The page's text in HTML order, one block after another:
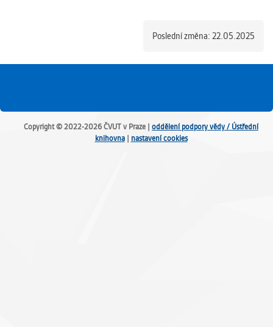
Poslední změna: 22.05.2025
Copyright © 2022-2026 ČVUT v Praze | oddělení podpory vědy / Ústřední
knihovna| nastavení cookies